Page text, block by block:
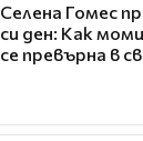
Селена Гомес
си ден: Как
се превърна в